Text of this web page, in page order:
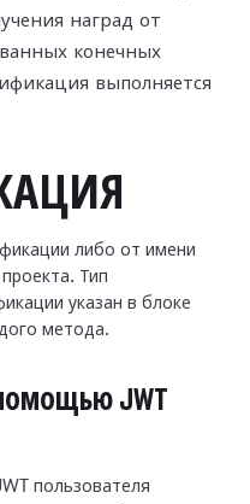
наград от
конечных
выполняется
либо от имени
Тип
указан в блоке
метода.
JWT
пользователя